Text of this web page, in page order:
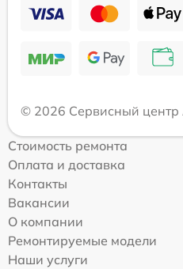
© 2026 Сервисный центр
Стоимость ремонта
Оплата и доставка
Контакты
Вакансии
О компании
Ремонтируемые модели
Наши услуги